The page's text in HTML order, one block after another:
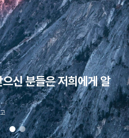
신 분들은 저희에게 알